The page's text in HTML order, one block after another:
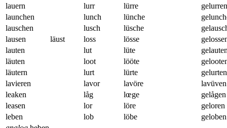
lauern
lurr lürre
gelurren
launchen
lunch lünche
lauschen
lusch lüsche
lausen
läust loss lösse
lauten
lut lüte
läuten
loot lööte
läutern
lurt lürte
gelurten
lavieren
lavor lavöre
lavüven
leaken
låg lœge
gelågen
leasen
lor löre
geloren
leben
lob löbe
geloben